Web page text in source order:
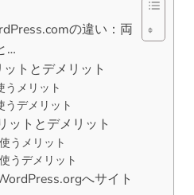
の違い：両
…
トとデメリット
メリット
デメリット
ットとデメリット
うメリット
うデメリット
へサイト